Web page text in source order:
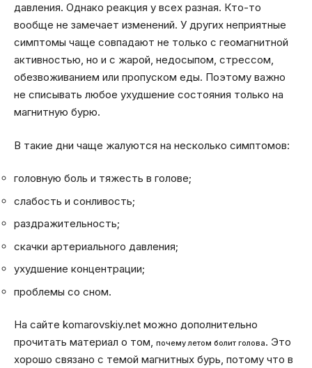
давления. Однако реакция у всех разная. Кто-то
вообще не замечает изменений. У других неприятные
симптомы чаще совпадают не только с геомагнитной
активностью, но и с жарой, недосыпом, стрессом,
обезвоживанием или пропуском еды. Поэтому важно
не списывать любое ухудшение состояния только на
магнитную бурю.
В такие дни чаще жалуются на несколько симптомов:
головную боль и тяжесть в голове;
слабость и сонливость;
раздражительность;
скачки артериального давления;
ухудшение концентрации;
проблемы со сном.
На сайте komarovskiy.net можно дополнительно
прочитать материал о том, почему летом болит голова. Это
хорошо связано с темой магнитных бурь, потому что в